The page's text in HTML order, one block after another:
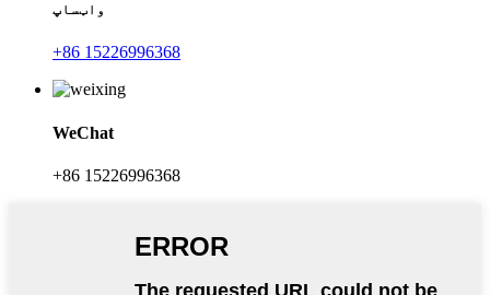
واټساپ
+86 15226996368
WeChat
+86 15226996368